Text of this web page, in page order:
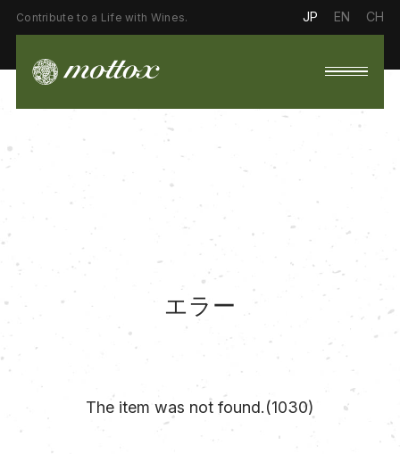
Contribute to a Life with Wines. JP EN CH
エラー
The item was not found.(1030)